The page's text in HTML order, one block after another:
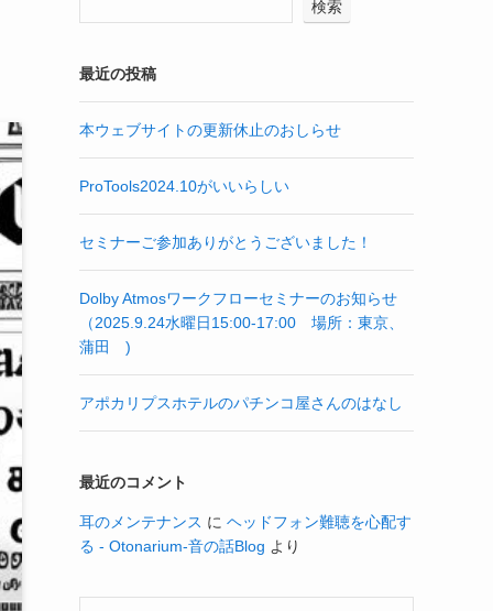
検索
最近の投稿
本ウェブサイトの更新休止のおしらせ
ProTools2024.10がいいらしい
セミナーご参加ありがとうございました！
Dolby Atmosワークフローセミナーのお知らせ
（2025.9.24水曜日15:00-17:00 場所：東京、
蒲田 )
アポカリプスホテルのパチンコ屋さんのはなし
最近のコメント
耳のメンテナンス に ヘッドフォン難聴を心配す
る - Otonarium-音の話Blog より